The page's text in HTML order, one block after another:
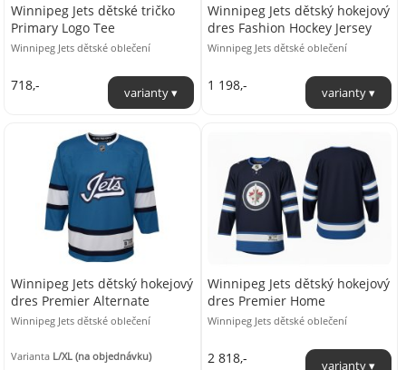
Winnipeg Jets dětské tričko
Primary Logo Tee
Winnipeg Jets dětské oblečení
718,-
Winnipeg Jets dětský hokejový
dres Fashion Hockey Jersey
Winnipeg Jets dětské oblečení
1 198,-
Winnipeg Jets dětský hokejový
dres Premier Alternate
Winnipeg Jets dětské oblečení
Varianta L/XL (na objednávku)
Winnipeg Jets dětský hokejový
dres Premier Home
Winnipeg Jets dětské oblečení
2 818,-